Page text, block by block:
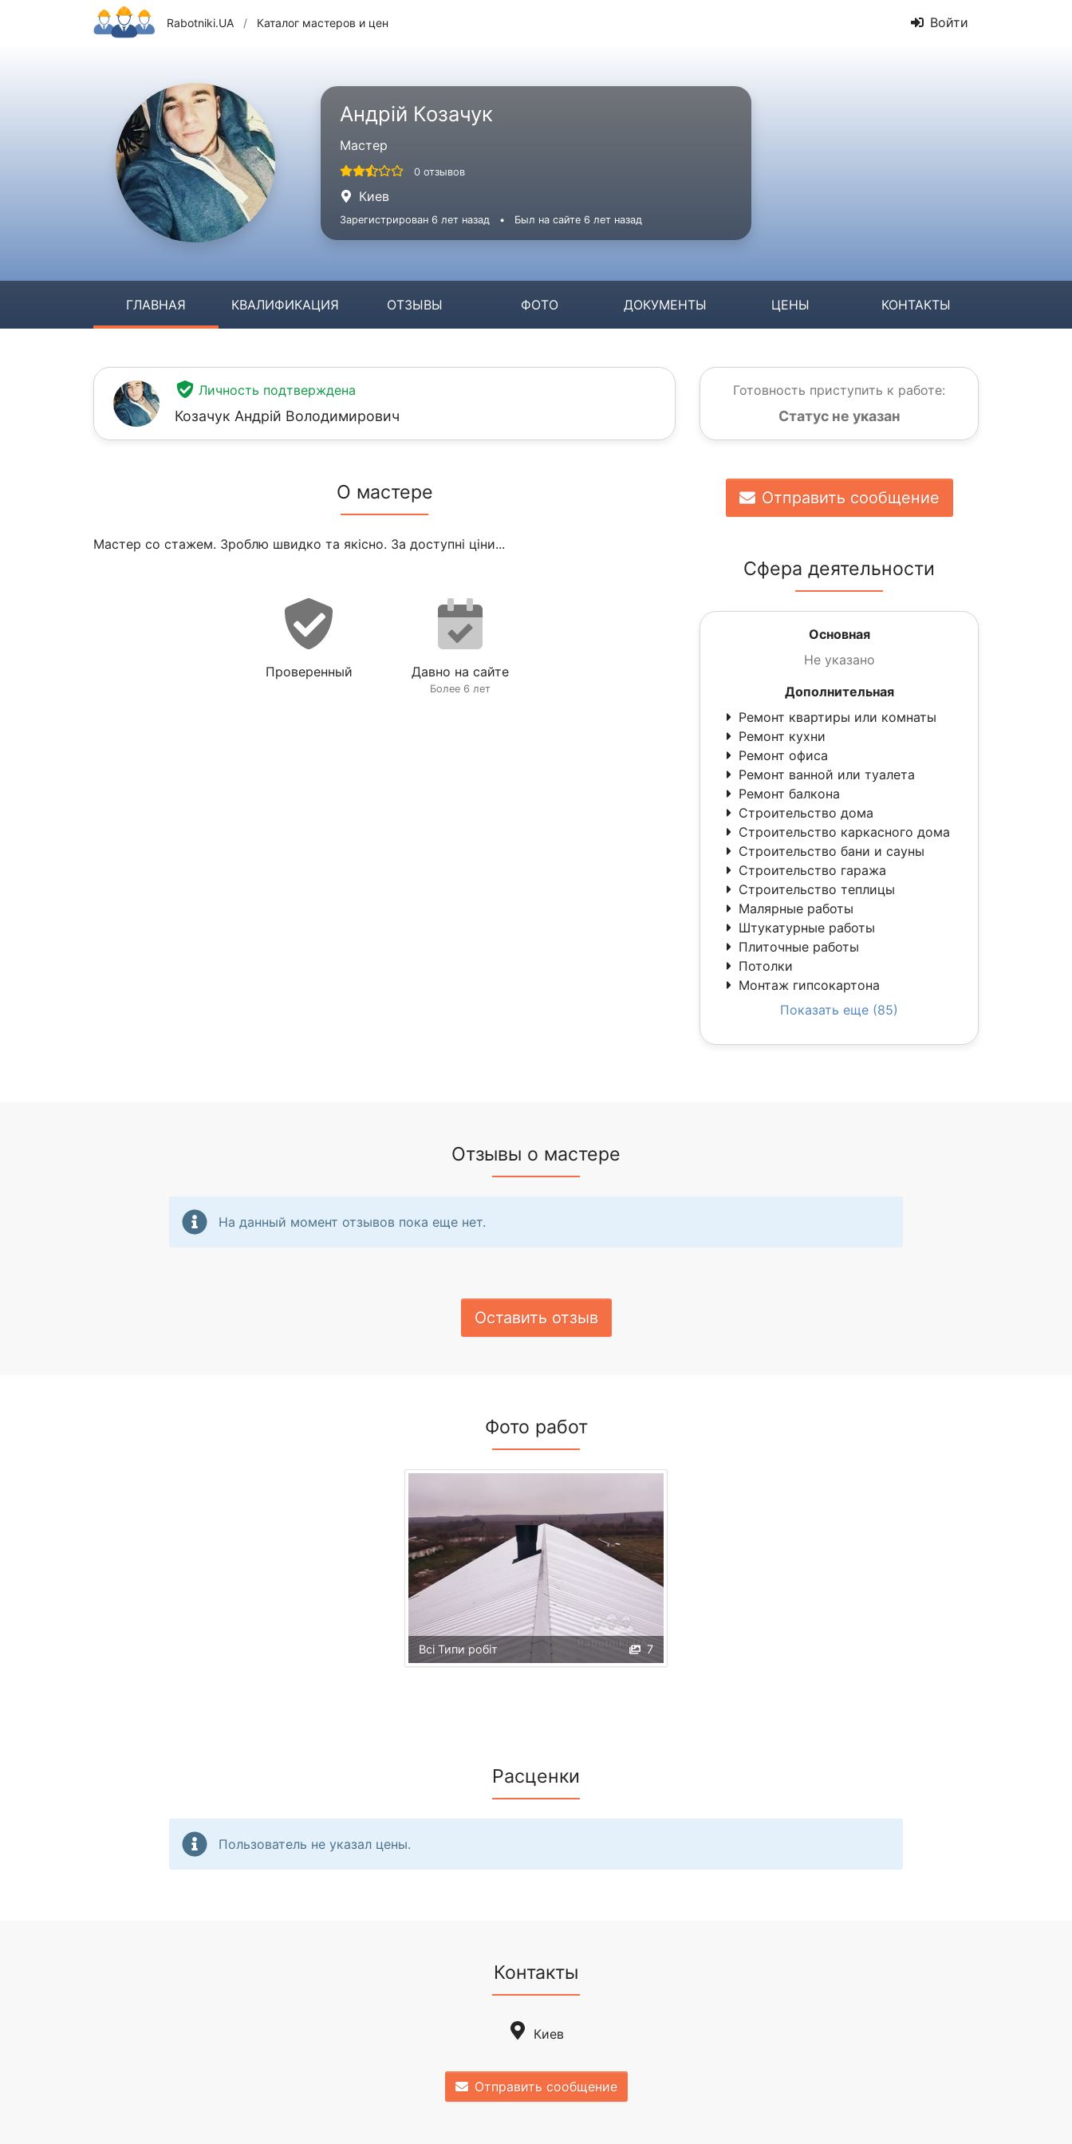
Rabotniki.UA / Каталог мастеров и цен Войти
Андрій Козачук
Мастер
0 отзывов
Киев
Зарегистрирован 6 лет назад • Был на сайте 6 лет назад
ГЛАВНАЯ КВАЛИФИКАЦИЯ ОТЗЫВЫ ФОТО ДОКУМЕНТЫ ЦЕНЫ КОНТАКТЫ
Личность подтверждена
Козачук Андрій Володимирович
О мастере
Мастер со стажем. Зроблю швидко та якісно. За доступні ціни...
Проверенный Давно на сайте
Более 6 лет
Готовность приступить к работе:
Статус не указан
Отправить сообщение
Сфера деятельности
Основная
Не указано
Дополнительная
Ремонт квартиры или комнаты
Ремонт кухни
Ремонт офиса
Ремонт ванной или туалета
Ремонт балкона
Строительство дома
Строительство каркасного дома
Строительство бани и сауны
Строительство гаража
Строительство теплицы
Малярные работы
Штукатурные работы
Плиточные работы
Потолки
Монтаж гипсокартона
Показать еще (85)
Отзывы о мастере
На данный момент отзывов пока еще нет.
Оставить отзыв
Фото работ
7
Всі Типи робіт
Расценки
Пользователь не указал цены.
Контакты
Киев
Отправить сообщение